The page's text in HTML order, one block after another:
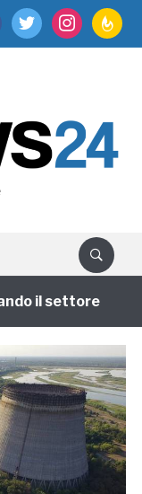
twitter instagram
il settore